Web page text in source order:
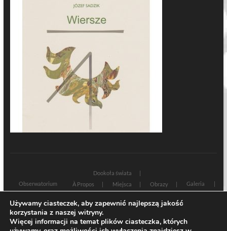
Dookoła świata
Obserwatorium
À Propos Miejsca Obrazy
Galeria
Sacrum profanum
Zamyślenia
Teksty
Rozmowy Świadectwa Na marginesie
Używamy ciasteczek, aby zapewnić najlepszą jakość
korzystania z naszej witryny.
Więcej informacji na temat plików ciasteczka, których